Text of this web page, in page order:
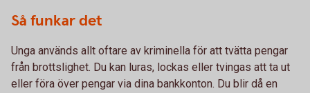
Så funkar det
Unga används allt oftare av kriminella för att tvätta pengar
från brottslighet. Du kan luras, lockas eller tvingas att ta ut
eller föra över pengar via dina bankkonton. Du blir då en